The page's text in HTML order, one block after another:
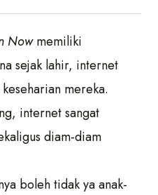
Nowmemiliki
sejak lahir, internet
mereka.
internet sangat
diam-diam
boleh tidak ya anak-